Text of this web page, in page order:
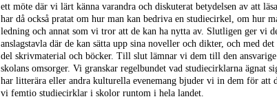
ett möte där vi lärt känna varandra och diskuterat betydelsen av att
har då också pratat om hur man kan bedriva en studiecirkel, om hur
ledning och annat som vi tror att de kan ha nytta av. Slutligen ger vi
anslagstavla där de kan sätta upp sina noveller och dikter, och med det
del skrivmaterial och böcker. Till slut lämnar vi dem till den ansvarige
skolans omsorger. Vi granskar regelbundet vad studiecirklarna ägnat
har litterära eller andra kulturella evenemang bjuder vi in dem för att
vi femtio studiecirklar i skolor runtom i hela landet.